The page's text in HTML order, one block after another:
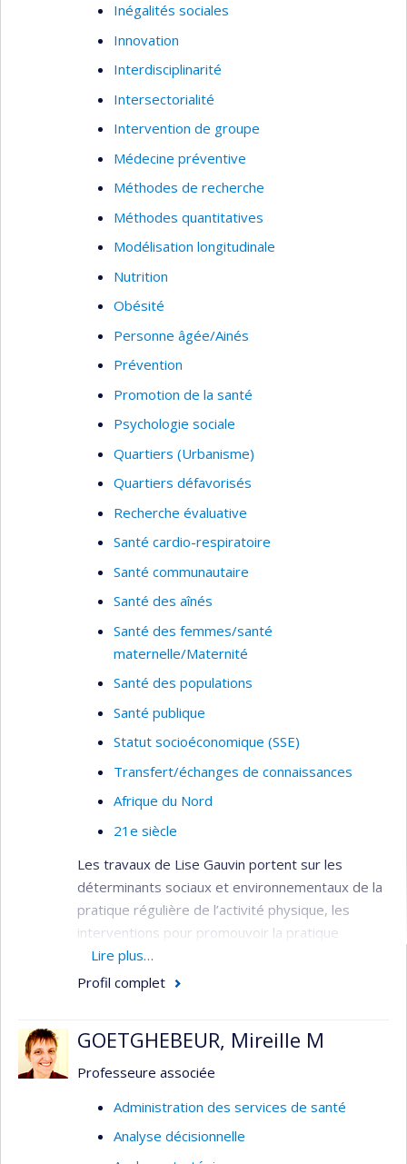
Inégalités sociales
Innovation
Interdisciplinarité
Intersectorialité
Intervention de groupe
Médecine préventive
Méthodes de recherche
Méthodes quantitatives
Modélisation longitudinale
Nutrition
Obésité
Personne âgée/Ainés
Prévention
Promotion de la santé
Psychologie sociale
Quartiers (Urbanisme)
Quartiers défavorisés
Recherche évaluative
Santé cardio-respiratoire
Santé communautaire
Santé des aînés
Santé des femmes/santé
maternelle/Maternité
Santé des populations
Santé publique
Statut socioéconomique (SSE)
Transfert/échanges de connaissances
Afrique du Nord
21e siècle
Les travaux de Lise Gauvin portent sur les
déterminants sociaux et environnementaux de la
pratique régulière de l’activité physique, les
interventions pour promouvoir la pratique
régulière de l’activité physique au niveau
populationnel et les déterminants sociaux des
des méthodes quantitatives et épidémiologiques
novatrices incluant l’analyse multi-niveaux,
et l’échantillonnage des expériences.
Son équipe étudie comment les différentes
Lire plus…
Profil complet
GOETGHEBEUR, Mireille M
Professeure associée
Administration des services de santé
Analyse décisionnelle